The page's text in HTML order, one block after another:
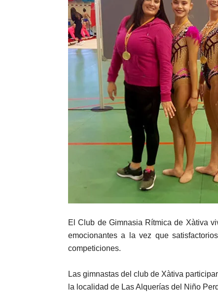
El Club de Gimnasia Rítmica de Xàtiva
emocionantes a la vez que
competiciones.
Las gimnastas del club de Xàtiva
la localidad de Las Alquerías del Niño